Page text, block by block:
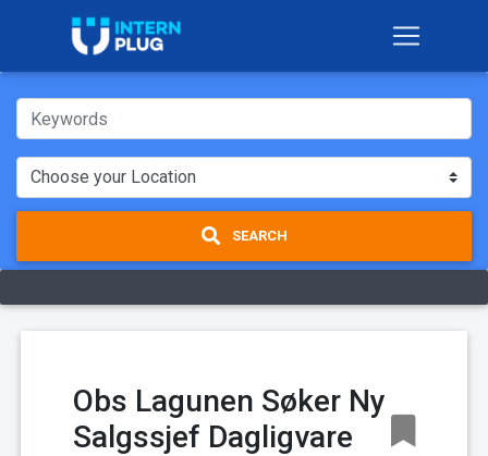
SEARCH
Obs Lagunen Søker Ny
Salgssjef Dagligvare